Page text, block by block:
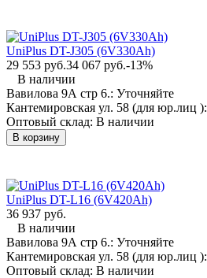
UniPlus DT-J305 (6V330Ah)
29 553 руб.34 067 руб.-13%
В наличии
Вавилова 9А стр 6.: Уточняйте
Кантемировская ул. 58 (для юр.лиц ):
Оптовый склад: В наличии
В корзину
UniPlus DT-L16 (6V420Ah)
36 937 руб.
В наличии
Вавилова 9А стр 6.: Уточняйте
Кантемировская ул. 58 (для юр.лиц ):
Оптовый склад: В наличии